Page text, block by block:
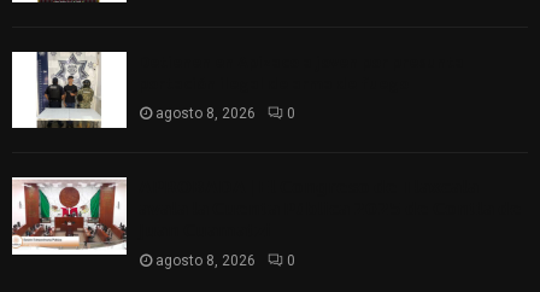
agosto 8, 2026 0
agosto 8, 2026 0